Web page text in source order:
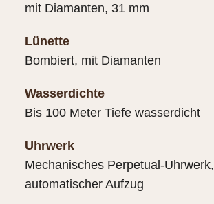
mit Diamanten, 31 mm
Lünette
Bombiert, mit Diamanten
Wasserdichte
Bis 100 Meter Tiefe wasserdicht
Uhrwerk
Mechanisches Perpetual-Uhrwerk,
automatischer Aufzug